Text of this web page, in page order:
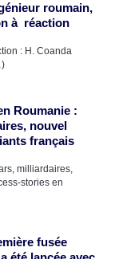
roumain,
à réaction
: H. Coanda
Roumanie :
nouvel
français
milliardaires,
stories en
fusée